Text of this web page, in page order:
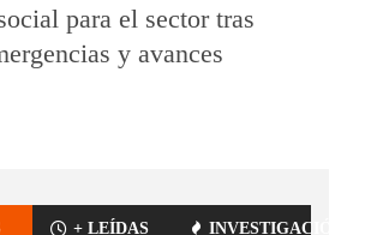
para el sector tras
y avances
+ LEÍDAS INVESTIGACIÓN